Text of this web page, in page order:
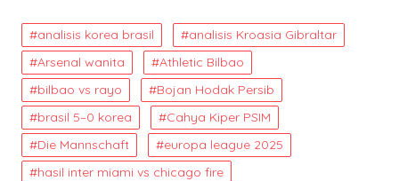
analisis korea brasil
analisis Kroasia Gibraltar
Arsenal wanita
Athletic Bilbao
bilbao vs rayo
Bojan Hodak Persib
brasil 5–0 korea
Cahya Kiper PSIM
Die Mannschaft
europa league 2025
hasil inter miami vs chicago fire